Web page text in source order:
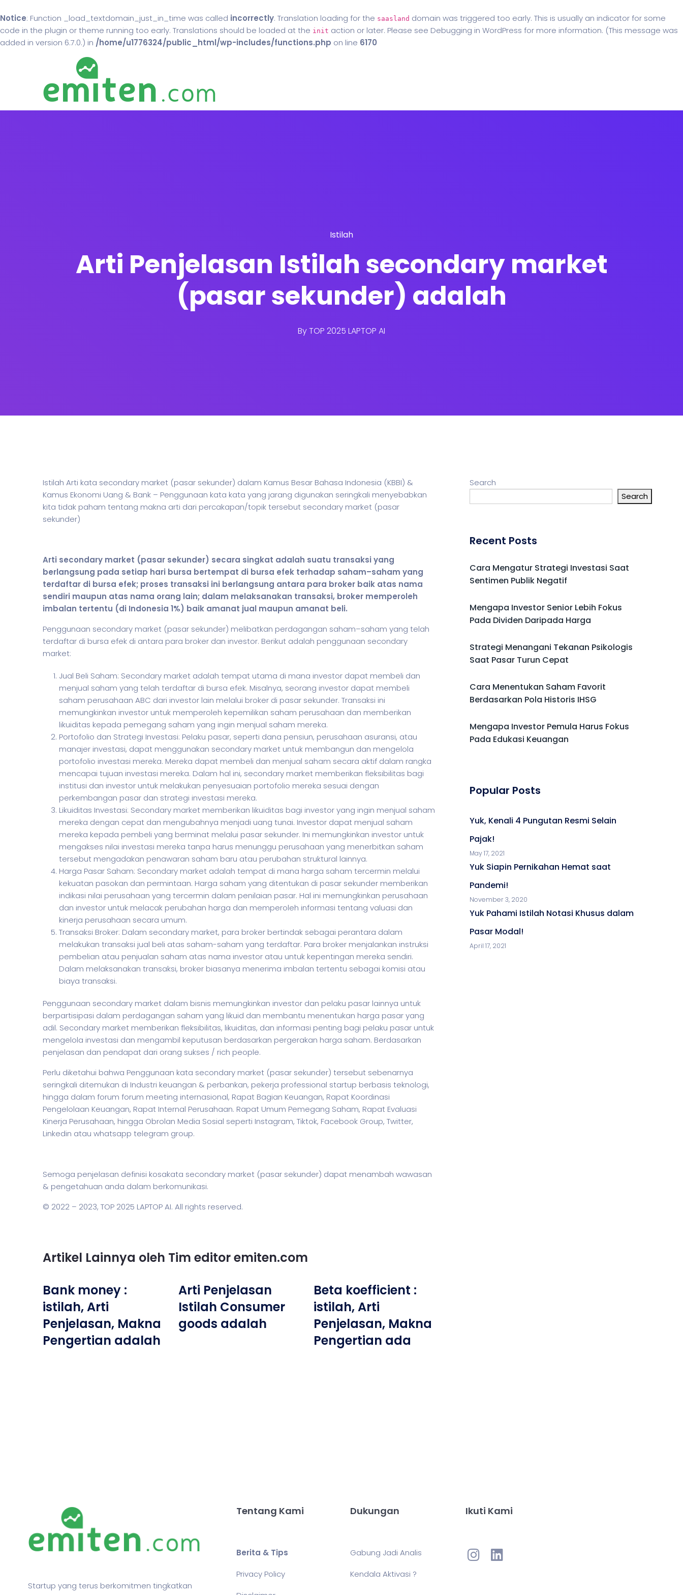
Notice: Function _load_textdomain_just_in_time was called incorrectly. Translation loading for the saasland domain was triggered too early. This is usually an indicator for some
code in the plugin or theme running too early. Translations should be loaded at the init action or later. Please see Debugging in WordPress for more information. (This message was
added in version 6.7.0.) in /home/u1776324/public_html/wp-includes/functions.php on line 6170
Istilah
Arti Penjelasan Istilah secondary market
(pasar sekunder) adalah
ByTOP 2025 LAPTOP AI
Istilah Arti kata secondary market (pasar sekunder) dalam Kamus Besar Bahasa Indonesia (KBBI) &
Kamus Ekonomi Uang & Bank – Penggunaan kata kata yang jarang digunakan seringkali menyebabkan
kita tidak paham tentang makna arti dari percakapan/topik tersebut secondary market (pasar
sekunder)
Arti secondary market (pasar sekunder) secara singkat adalah suatu transaksi yang
berlangsung pada setiap hari bursa bertempat di bursa efek terhadap saham–saham yang
terdaftar di bursa efek; proses transaksi ini berlangsung antara para broker baik atas nama
sendiri maupun atas nama orang lain; dalam melaksanakan transaksi, broker memperoleh
imbalan tertentu (di Indonesia 1%) baik amanat jual maupun amanat beli.
Penggunaan secondary market (pasar sekunder) melibatkan perdagangan saham–saham yang telah
terdaftar di bursa efek di antara para broker dan investor. Berikut adalah penggunaan secondary
market:
Jual Beli Saham: Secondary market adalah tempat utama di mana investor dapat membeli dan
menjual saham yang telah terdaftar di bursa efek. Misalnya, seorang investor dapat membeli
saham perusahaan ABC dari investor lain melalui broker di pasar sekunder. Transaksi ini
memungkinkan investor untuk memperoleh kepemilikan saham perusahaan dan memberikan
likuiditas kepada pemegang saham yang ingin menjual saham mereka.
Portofolio dan Strategi Investasi: Pelaku pasar, seperti dana pensiun, perusahaan asuransi, atau
manajer investasi, dapat menggunakan secondary market untuk membangun dan mengelola
portofolio investasi mereka. Mereka dapat membeli dan menjual saham secara aktif dalam rangka
mencapai tujuan investasi mereka. Dalam hal ini, secondary market memberikan fleksibilitas bagi
institusi dan investor untuk melakukan penyesuaian portofolio mereka sesuai dengan
perkembangan pasar dan strategi investasi mereka.
Likuiditas Investasi: Secondary market memberikan likuiditas bagi investor yang ingin menjual saham
mereka dengan cepat dan mengubahnya menjadi uang tunai. Investor dapat menjual saham
mereka kepada pembeli yang berminat melalui pasar sekunder. Ini memungkinkan investor untuk
mengakses nilai investasi mereka tanpa harus menunggu perusahaan yang menerbitkan saham
tersebut mengadakan penawaran saham baru atau perubahan struktural lainnya.
Harga Pasar Saham: Secondary market adalah tempat di mana harga saham tercermin melalui
kekuatan pasokan dan permintaan. Harga saham yang ditentukan di pasar sekunder memberikan
indikasi nilai perusahaan yang tercermin dalam penilaian pasar. Hal ini memungkinkan perusahaan
dan investor untuk melacak perubahan harga dan memperoleh informasi tentang valuasi dan
kinerja perusahaan secara umum.
Transaksi Broker: Dalam secondary market, para broker bertindak sebagai perantara dalam
melakukan transaksi jual beli atas saham-saham yang terdaftar. Para broker menjalankan instruksi
pembelian atau penjualan saham atas nama investor atau untuk kepentingan mereka sendiri.
Dalam melaksanakan transaksi, broker biasanya menerima imbalan tertentu sebagai komisi atau
biaya transaksi.
Penggunaan secondary market dalam bisnis memungkinkan investor dan pelaku pasar lainnya untuk
berpartisipasi dalam perdagangan saham yang likuid dan membantu menentukan harga pasar yang
adil. Secondary market memberikan fleksibilitas, likuiditas, dan informasi penting bagi pelaku pasar untuk
mengelola investasi dan mengambil keputusan berdasarkan pergerakan harga saham. Berdasarkan
penjelasan dan pendapat dari orang sukses / rich people.
Perlu diketahui bahwa Penggunaan kata secondary market (pasar sekunder) tersebut sebenarnya
seringkali ditemukan di Industri keuangan & perbankan, pekerja professional startup berbasis teknologi,
hingga dalam forum forum meeting internasional, Rapat Bagian Keuangan, Rapat Koordinasi
Pengelolaan Keuangan, Rapat Internal Perusahaan. Rapat Umum Pemegang Saham, Rapat Evaluasi
Kinerja Perusahaan, hingga Obrolan Media Sosial seperti Instagram, Tiktok, Facebook Group, Twitter,
Linkedin atau whatsapp telegram group.
Semoga penjelasan definisi kosakata secondary market (pasar sekunder) dapat menambah wawasan
& pengetahuan anda dalam berkomunikasi.
© 2022 – 2023, TOP 2025 LAPTOP AI. All rights reserved.
Artikel Lainnya oleh Tim editor emiten.com
Bank money :
istilah, Arti
Penjelasan, Makna
Pengertian adalah
Arti Penjelasan
Istilah Consumer
goods adalah
Beta koefficient :
istilah, Arti
Penjelasan, Makna
Pengertian ada
Search
Search
Recent Posts
Cara Mengatur Strategi Investasi Saat
Sentimen Publik Negatif
Mengapa Investor Senior Lebih Fokus
Pada Dividen Daripada Harga
Strategi Menangani Tekanan Psikologis
Saat Pasar Turun Cepat
Cara Menentukan Saham Favorit
Berdasarkan Pola Historis IHSG
Mengapa Investor Pemula Harus Fokus
Pada Edukasi Keuangan
Popular Posts
Yuk, Kenali 4 Pungutan Resmi Selain
Pajak!
May 17, 2021
Yuk Siapin Pernikahan Hemat saat
Pandemi!
November 3, 2020
Yuk Pahami Istilah Notasi Khusus dalam
Pasar Modal!
April 17, 2021
Startup yang terus berkomitmen tingkatkan
Tentang Kami
Berita & Tips
Privacy Policy
Dukungan
Gabung Jadi Analis
Kendala Aktivasi ?
Ikuti Kami